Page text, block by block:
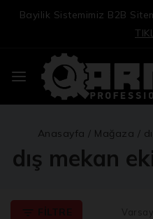
Bayilik Sistemimiz B2B
Anasayfa / Mağaza /
dış mekan
FILTRE